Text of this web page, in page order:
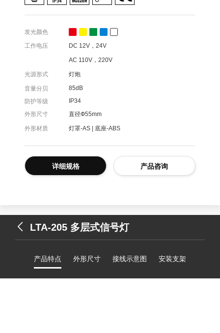
发光颜色
工作电压
DC 12V，24V
AC 110V，220V
光源形式 灯炮
音量分贝
85dB
防护等级
IP34
外形尺寸
直径Ф55mm
外形材质 灯罩-AS | 底座-ABS
详细规格 产品咨询
LTA-205 多层式信号灯
产品特点 外形尺寸 接线示意图 安装支架